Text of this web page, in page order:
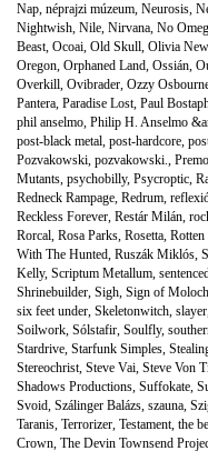
Nap, néprajzi múzeum, Neurosis,
Nightwish, Nile, Nirvana, No
Beast, Ocoai, Old Skull, Olivia
Oregon, Orphaned Land, Ossián,
Overkill, Ovibrader, Ozzy
Pantera, Paradise Lost, Paul
phil anselmo, Philip H. Anselmo
post-black metal, post-hardcore,
Pozvakowski, pozvakowski.,
Mutants, psychobilly, Psycroptic,
Redneck Rampage, Redrum,
Reckless Forever, Restár Milán,
Rorcal, Rosa Parks, Rosetta, Rotten
With The Hunted, Ruszák Miklós,
Kelly, Scriptum Metallum,
Shrinebuilder, Sigh, Sign of Moloch
six feet under, Skeletonwitch, slayer
Soilwork, Sólstafir, Soulfly,
Stardrive, Starfunk Simples,
Stereochrist, Steve Vai, Steve Von
Shadows Productions, Suffokate,
Svoid, Szálinger Balázs, szauna,
Taranis, Terrorizer, Testament, the
Crown, The Devin Townsend